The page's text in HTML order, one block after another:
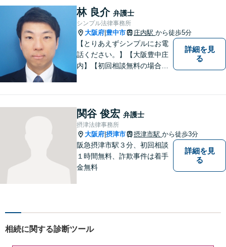
林 良介 弁護士
シンプル法律事務所
大阪府 豊中市 庄内駅 から徒歩5分
【とりあえずシンプルにお電
話ください。】【大阪豊中庄
内】【初回相談無料の場合あ
やWEB相談もございますので
お気軽にお問合せください】
詳細を見
る
関谷 俊宏 弁護士
摂津法律事務所
大阪府 摂津市 摂津市駅 から徒歩3分
阪急摂津市駅３分、初回相談
１時間無料、詐欺事件は着手
金無料
詳細を見
る
相続に関する診断ツール